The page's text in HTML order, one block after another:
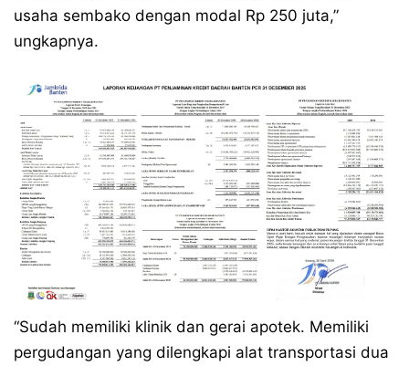
usaha sembako dengan modal Rp 250 juta,”
ungkapnya.
“Sudah memiliki klinik dan gerai apotek. Memiliki
pergudangan yang dilengkapi alat transportasi dua